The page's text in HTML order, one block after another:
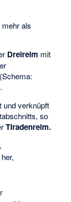
als
Dreireim mit
und verknüpft
so
Tiradenreim.